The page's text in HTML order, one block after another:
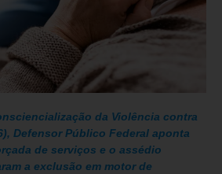
da Violência contra
Defensor Público Federal aponta
de serviços e o assédio
a exclusão em motor de